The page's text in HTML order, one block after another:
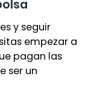
y seguir
empezar a
pagan las
ser un